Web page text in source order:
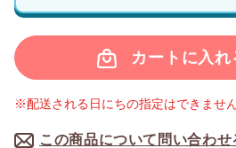
カートに入れ
この商品について問い合わせ
※配送される日にちの指定はできませ